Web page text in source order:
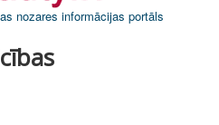
nozares informācijas portāls